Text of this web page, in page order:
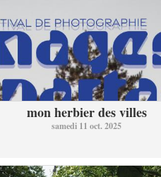
mon herbier des villes
samedi 11 oct. 2025